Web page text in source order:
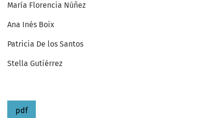
María Florencia Núñez
Ana Inés Boix
Patricia De los Santos
Stella Gutiérrez
pdf